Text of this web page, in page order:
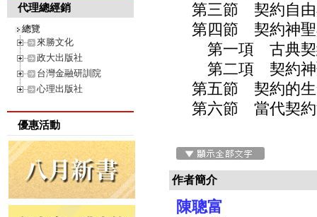
代理總經銷
總覽
來勝文化
政大出版社
台灣金融研訓院
心理出版社
優惠活動
第三節 契約自由
第四節 契約神聖
第一項 古典契
第二項 契約神
第五節 契約的生
第六節 當代契約
作者簡介
陳聰富